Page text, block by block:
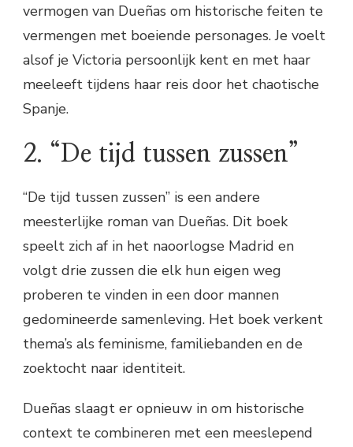
vermogen van Dueñas om historische feiten te
vermengen met boeiende personages. Je voelt
alsof je Victoria persoonlijk kent en met haar
meeleeft tijdens haar reis door het chaotische
Spanje.
2. “De tijd tussen zussen”
“De tijd tussen zussen” is een andere
meesterlijke roman van Dueñas. Dit boek
speelt zich af in het naoorlogse Madrid en
volgt drie zussen die elk hun eigen weg
proberen te vinden in een door mannen
gedomineerde samenleving. Het boek verkent
thema’s als feminisme, familiebanden en de
zoektocht naar identiteit.
Dueñas slaagt er opnieuw in om historische
context te combineren met een meeslepend